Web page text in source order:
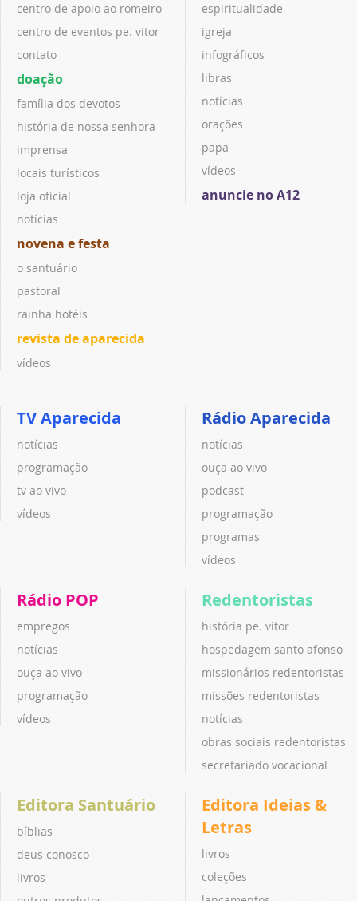
centro de apoio ao romeiro
centro de eventos pe. vitor
contato
doação
família dos devotos
história de nossa senhora
imprensa
locais turísticos
loja oficial
notícias
novena e festa
o santuário
pastoral
rainha hotéis
revista de aparecida
vídeos
espiritualidade
igreja
infográficos
libras
notícias
orações
papa
vídeos
anuncie no A12
TV Aparecida
notícias
programação
tv ao vivo
vídeos
Rádio Aparecida
notícias
ouça ao vivo
podcast
programação
programas
vídeos
Rádio POP
empregos
notícias
ouça ao vivo
programação
vídeos
Redentoristas
história pe. vitor
hospedagem santo afonso
missionários redentoristas
missões redentoristas
notícias
obras sociais redentoristas
secretariado vocacional
Editora Santuário
bíblias
deus conosco
livros
Editora Ideias &
Letras
livros
coleções